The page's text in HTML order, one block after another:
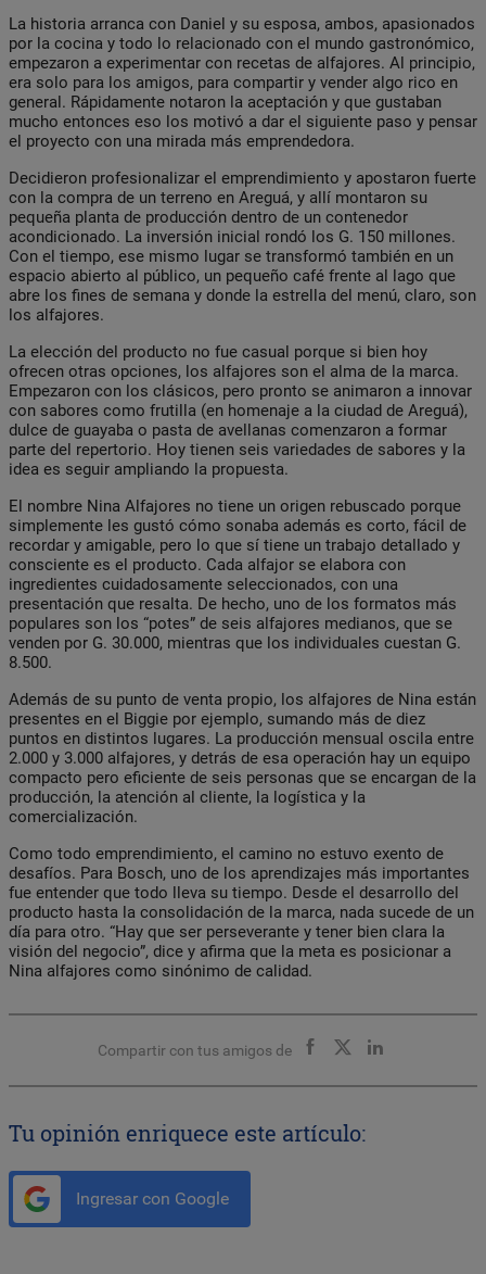
La historia arranca con Daniel y su esposa, ambos, apasionados
por la cocina y todo lo relacionado con el mundo gastronómico,
empezaron a experimentar con recetas de alfajores. Al principio,
era solo para los amigos, para compartir y vender algo rico en
general. Rápidamente notaron la aceptación y que gustaban
mucho entonces eso los motivó a dar el siguiente paso y pensar
el proyecto con una mirada más emprendedora.
Decidieron profesionalizar el emprendimiento y apostaron fuerte
con la compra de un terreno en Areguá, y allí montaron su
pequeña planta de producción dentro de un contenedor
acondicionado. La inversión inicial rondó los G. 150 millones.
Con el tiempo, ese mismo lugar se transformó también en un
espacio abierto al público, un pequeño café frente al lago que
abre los fines de semana y donde la estrella del menú, claro, son
los alfajores.
La elección del producto no fue casual porque si bien hoy
ofrecen otras opciones, los alfajores son el alma de la marca.
Empezaron con los clásicos, pero pronto se animaron a innovar
con sabores como frutilla (en homenaje a la ciudad de Areguá),
dulce de guayaba o pasta de avellanas comenzaron a formar
parte del repertorio. Hoy tienen seis variedades de sabores y la
idea es seguir ampliando la propuesta.
El nombre Nina Alfajores no tiene un origen rebuscado porque
simplemente les gustó cómo sonaba además es corto, fácil de
recordar y amigable, pero lo que sí tiene un trabajo detallado y
consciente es el producto. Cada alfajor se elabora con
ingredientes cuidadosamente seleccionados, con una
presentación que resalta. De hecho, uno de los formatos más
populares son los “potes” de seis alfajores medianos, que se
venden por G. 30.000, mientras que los individuales cuestan G.
8.500.
Además de su punto de venta propio, los alfajores de Nina están
presentes en el Biggie por ejemplo, sumando más de diez
puntos en distintos lugares. La producción mensual oscila entre
2.000 y 3.000 alfajores, y detrás de esa operación hay un equipo
compacto pero eficiente de seis personas que se encargan de la
producción, la atención al cliente, la logística y la
comercialización.
Como todo emprendimiento, el camino no estuvo exento de
desafíos. Para Bosch, uno de los aprendizajes más importantes
fue entender que todo lleva su tiempo. Desde el desarrollo del
producto hasta la consolidación de la marca, nada sucede de un
día para otro. “Hay que ser perseverante y tener bien clara la
visión del negocio”, dice y afirma que la meta es posicionar a
Nina alfajores como sinónimo de calidad.
Compartir con tus amigos de
Tu opinión enriquece este artículo:
Ingresar con Google